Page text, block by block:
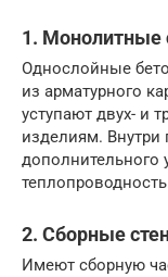
1. Монолитные
Однослойные
из арматурного
уступают двух- и
изделиям. Внутри
дополнительного
2. Сборные
Имеют сборную